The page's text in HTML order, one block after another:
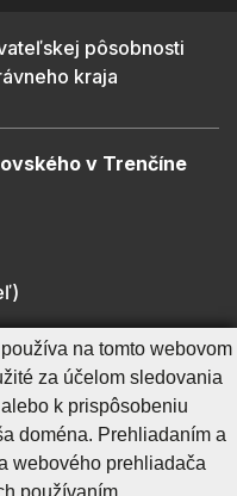
pôsobnosti
kraja
v Trenčíne
Ochrana osobných údajov
Vyhlásenie o prístupnosti
Správca obsahu
na tomto webovom
za účelom sledovania
k prispôsobeniu
doména. Prehliadaním a
webového prehliadača
používaním.